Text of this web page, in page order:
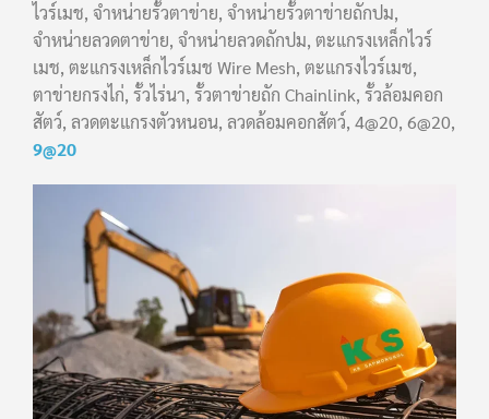
ไวร์เมช, จำหน่ายรั้วตาข่าย, จำหน่ายรั้วตาข่ายถักปม,
จำหน่ายลวดตาข่าย, จำหน่ายลวดถักปม, ตะแกรงเหล็กไวร์
เมช, ตะแกรงเหล็กไวร์เมช Wire Mesh, ตะแกรงไวร์เมช,
ตาข่ายกรงไก่, รั้วไร่นา, รั้วตาข่ายถัก Chainlink, รั้วล้อมคอก
สัตว์, ลวดตะแกรงตัวหนอน, ลวดล้อมคอกสัตว์, 4@20, 6@20,
9@20